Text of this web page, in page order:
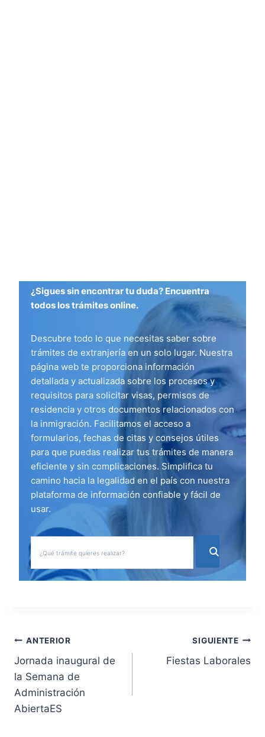
¿Sigues sin encontrar tu duda? Encuentra
todos los trámites online.
Descubre todo lo que necesitas saber sobre
trámites de extranjería en un solo lugar. Nuestra
página web te proporciona información
detallada y actualizada sobre los procesos y
requisitos para solicitar visas, permisos de
residencia y otros documentos relacionados con
la inmigración. Facilitamos el acceso a
formularios, fechas de citas y consejos útiles
para que puedas realizar tus trámites de manera
eficiente y sin complicaciones. Simplifica tu
camino hacia la legalidad en el país con nuestra
plataforma de información confiable y fácil de
usar.
N
a
v
e
ANTERIOR
Jornada inaugural de
la Semana de
Administración
AbiertaES
SIGUIENTE
Fiestas Laborales